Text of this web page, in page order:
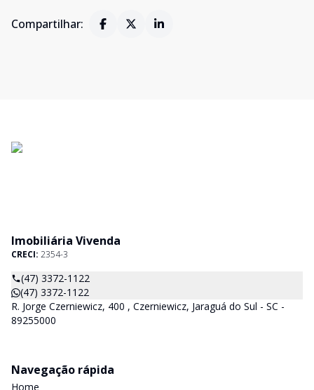
Compartilhar:
Imobiliária Vivenda
CRECI: 2354-3
(47) 3372-1122
(47) 3372-1122
R. Jorge Czerniewicz, 400 , Czerniewicz, Jaraguá do Sul - SC -
89255000
Navegação rápida
Home